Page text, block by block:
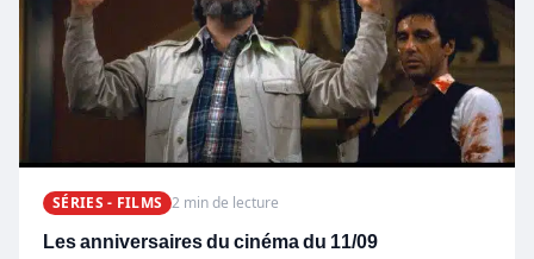
SÉRIES - FILMS 2 min de lecture
Les anniversaires du cinéma du 11/09